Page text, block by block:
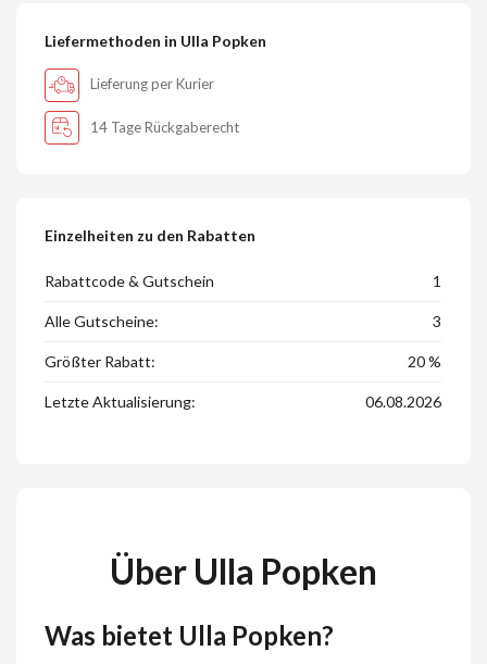
Liefermethoden in Ulla Popken
Lieferung per Kurier
14 Tage Rückgaberecht
Einzelheiten zu den Rabatten
Rabattcode & Gutschein 1
Alle Gutscheine: 3
Größter Rabatt: 20 %
Letzte Aktualisierung: 06.08.2026
Über Ulla Popken
Was bietet Ulla Popken?